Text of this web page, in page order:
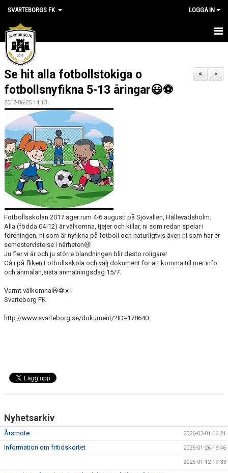
SVARTEBORGS FK LOGGA IN
HEM
NYHETER
OM KLUBBEN
KALENDER
VÅRA LAG
KLUBBSHOP
MEDLEM
VÅRA MATCHER
KONSTGRÄS
SPONSORHUSET
GRÄSROTEN
>
<
Se hit alla fotbollstokiga o
fotbollsnyfikna 5-13 åringar😃⚽️
2017-06-25 14:13
Fotbollsskolan 2017 äger rum 4-6 augusti på Sjövallen, Hällevadsholm.
Alla (födda 04-12) är välkomna, tjejer och killar, ni som redan spelar i
föreningen, ni som är nyfikna på fotboll och naturligtvis även ni som har er
semestervistelse i närheten😃
Ju fler vi är och ju större blandningen blir desto roligare!
Gå i på fliken Fotbollsskola och välj dokument för att komma till mer info
och anmälan,sista anmälningsdag 15/7.
Varmt välkomna😃⚽️☀️!
Svarteborg FK
http://www.svarteborg.se/dokument/?ID=178640
Nyhetsarkiv
Årsmöte 2026-03-01 16:21
Information om fritidskortet 2026-01-26 16:46
2026-01-12 19:33